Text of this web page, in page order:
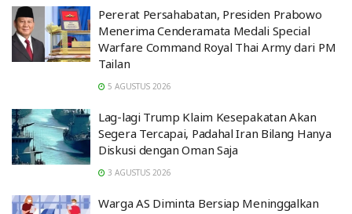
Pererat Persahabatan, Presiden Prabowo
Menerima Cenderamata Medali Special
Warfare Command Royal Thai Army dari PM
Tailan
5 AGUSTUS 2026
Lag-lagi Trump Klaim Kesepakatan Akan
Segera Tercapai, Padahal Iran Bilang Hanya
Diskusi dengan Oman Saja
3 AGUSTUS 2026
Warga AS Diminta Bersiap Meninggalkan